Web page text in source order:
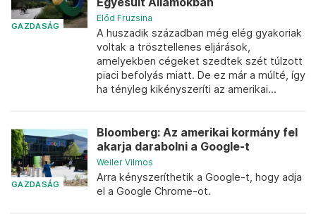
GAZDASÁG
Előd Fruzsina
A huszadik században még elég gyakoriak
voltak a trösztellenes eljárások,
amelyekben cégeket szedtek szét túlzott
piaci befolyás miatt. De ez már a múlté, így
ha tényleg kikényszeríti az amerikai...
GAZDASÁG
Bloomberg: Az amerikai kormány fel
akarja darabolni a Google-t
Weiler Vilmos
Arra kényszeríthetik a Google-t, hogy adja
el a Google Chrome-ot.